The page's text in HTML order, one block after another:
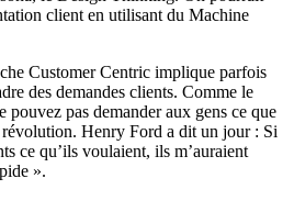
client en utilisant du Machine
Customer Centric implique parfois
des demandes clients. Comme le
pouvez pas demander aux gens ce que
Henry Ford a dit un jour : Si
ce qu’ils voulaient, ils m’auraient
».